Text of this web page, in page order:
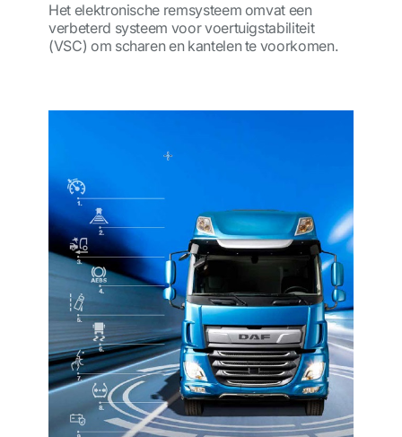
Het elektronische remsysteem omvat een
verbeterd systeem voor voertuigstabiliteit
(VSC) om scharen en kantelen te voorkomen.